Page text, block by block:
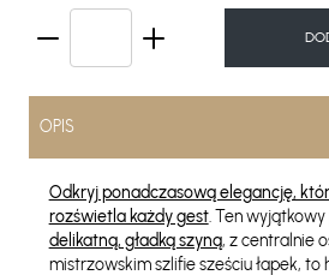
OPIS
Odkryj ponadczasową elegancję,
rozświetla każdy gest. Ten wyjątkowy
delikatną, gładką szyną, z centralnie
mistrzowskim szlifie sześciu łapek, to